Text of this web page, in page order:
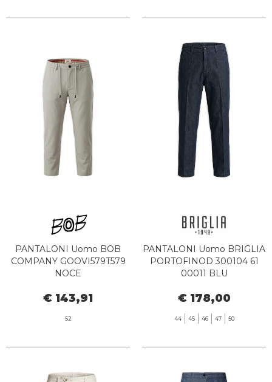
PANTALONI Uomo BOB
COMPANY GOOVI579T579
NOCE
€ 143,91
52
PANTALONI Uomo BRIGLIA
PORTOFINOD 300104 61
00011 BLU
€ 178,00
44 45 46 47 50